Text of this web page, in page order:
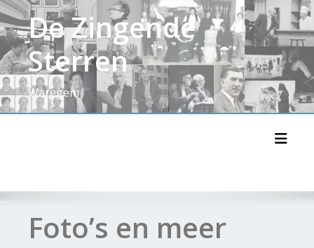
Doorgaan
naar
inhoudDe Zingende
Sterren
Waregem
Foto’s en meer